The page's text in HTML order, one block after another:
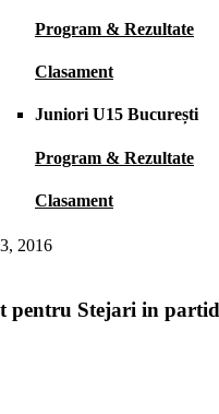
Program & Rezultate
Clasament
Juniori U15 București
Program & Rezultate
Clasament
2016
pentru Stejari in